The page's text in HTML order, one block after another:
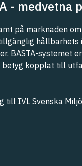
- medvetna
på marknaden
hållbarhets
BASTA-systemet
betyg kopplat till
till IVL Svenska